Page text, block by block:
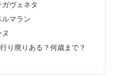
ヴェネタ
マラン
り廃りある？何歳まで？